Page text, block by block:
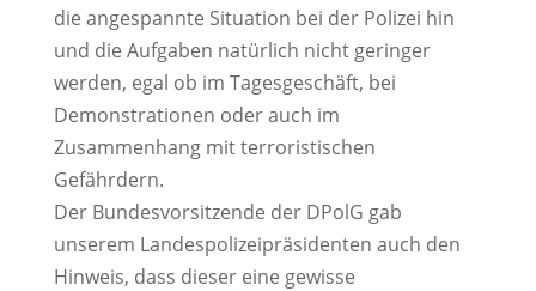
die angespannte Situation bei der Polizei hin
und die Aufgaben natürlich nicht geringer
werden, egal ob im Tagesgeschäft, bei
Demonstrationen oder auch im
Zusammenhang mit terroristischen
Gefährdern.
Der Bundesvorsitzende der DPolG gab
unserem Landespolizeipräsidenten auch den
Hinweis, dass dieser eine gewisse